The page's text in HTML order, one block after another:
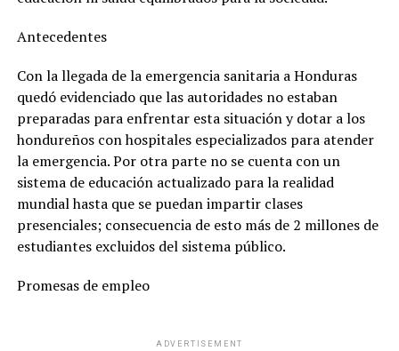
Antecedentes
Con la llegada de la emergencia sanitaria a Honduras
quedó evidenciado que las autoridades no estaban
preparadas para enfrentar esta situación y dotar a los
hondureños con hospitales especializados para atender
la emergencia. Por otra parte no se cuenta con un
sistema de educación actualizado para la realidad
mundial hasta que se puedan impartir clases
presenciales; consecuencia de esto más de 2 millones de
estudiantes excluidos del sistema público.
Promesas de empleo
ADVERTISEMENT